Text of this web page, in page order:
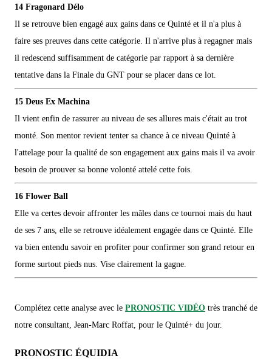
14 Fragonard Délo
Il se retrouve bien engagé aux gains dans ce Quinté et il n'a plus à
faire ses preuves dans cette catégorie. Il n'arrive plus à regagner mais
il redescend suffisamment de catégorie par rapport à sa dernière
tentative dans la Finale du GNT pour se placer dans ce lot.
15 Deus Ex Machina
Il vient enfin de rassurer au niveau de ses allures mais c'était au trot
monté. Son mentor revient tenter sa chance à ce niveau Quinté à
l'attelage pour la qualité de son engagement aux gains mais il va avoir
besoin de prouver sa bonne volonté attelé cette fois.
16 Flower Ball
Elle va certes devoir affronter les mâles dans ce tournoi mais du haut
de ses 7 ans, elle se retrouve idéalement engagée dans ce Quinté. Elle
va bien entendu savoir en profiter pour confirmer son grand retour en
forme surtout pieds nus. Vise clairement la gagne.
Complétez cette analyse avec le PRONOSTIC VIDÉO très tranché de
notre consultant, Jean-Marc Roffat, pour le Quinté+ du jour.
PRONOSTIC ÉQUIDIA